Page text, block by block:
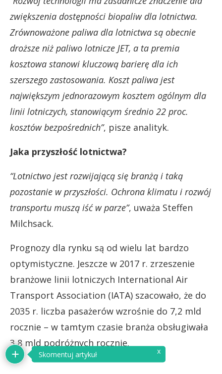
zwiększenia dostępności biopaliw dla lotnictwa.
Zrównoważone paliwa dla lotnictwa są obecnie
droższe niż paliwo lotnicze JET, a ta premia
kosztowa stanowi kluczową barierę dla ich
szerszego zastosowania. Koszt paliwa jest
największym jednorazowym kosztem ogólnym dla
linii lotniczych, stanowiącym średnio 22 proc.
kosztów bezpośrednich”, pisze analityk.
Jaka przyszłość lotnictwa?
“Lotnictwo jest rozwijającą się branżą i taką
pozostanie w przyszłości. Ochrona klimatu i rozwój
transportu muszą iść w parze”, uważa Steffen
Milchsack.
Prognozy dla rynku są od wielu lat bardzo
optymistyczne. Jeszcze w 2017 r. zrzeszenie
branżowe linii lotniczych International Air
Transport Association (IATA) szacowało, że do
2035 r. liczba pasażerów wzrośnie do 7,2 mld
rocznie – w tamtym czasie branża obsługiwała
3,8 mld podróżnych rocznie.